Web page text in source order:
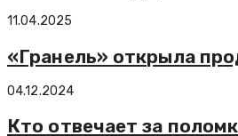
11.04.2025
«Гранель» открыла
04.12.2024
Кто отвечает за